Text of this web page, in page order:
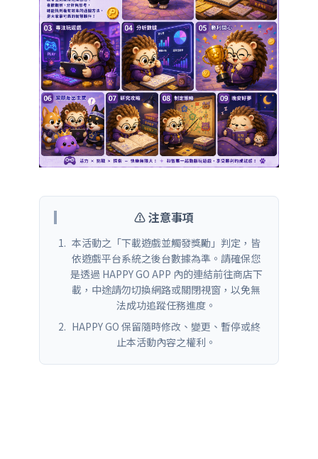
⚠️ 注意事項
本活動之「下載遊戲並觸發獎勵」判定，皆
依遊戲平台系統之後台數據為準。請確保您
是透過 HAPPY GO APP 內的連結前往商店下
載，中途請勿切換網路或關閉視窗，以免無
法成功追蹤任務進度。
HAPPY GO 保留隨時修改、變更、暫停或終
止本活動內容之權利。